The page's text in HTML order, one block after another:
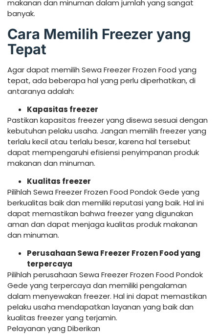
makanan dan minuman dalam jumlah yang sangat
banyak.
Cara Memilih Freezer yang
Tepat
Agar dapat memilih Sewa Freezer Frozen Food yang
tepat, ada beberapa hal yang perlu diperhatikan, di
antaranya adalah:
Kapasitas freezer
Pastikan kapasitas freezer yang disewa sesuai dengan
kebutuhan pelaku usaha. Jangan memilih freezer yang
terlalu kecil atau terlalu besar, karena hal tersebut
dapat mempengaruhi efisiensi penyimpanan produk
makanan dan minuman.
Kualitas freezer
Pilihlah Sewa Freezer Frozen Food Pondok Gede yang
berkualitas baik dan memiliki reputasi yang baik. Hal ini
dapat memastikan bahwa freezer yang digunakan
aman dan dapat menjaga kualitas produk makanan
dan minuman.
Perusahaan Sewa Freezer Frozen Food yang
terpercaya
Pilihlah perusahaan Sewa Freezer Frozen Food Pondok
Gede yang terpercaya dan memiliki pengalaman
dalam menyewakan freezer. Hal ini dapat memastikan
pelaku usaha mendapatkan layanan yang baik dan
kualitas freezer yang terjamin.
Pelayanan yang Diberikan